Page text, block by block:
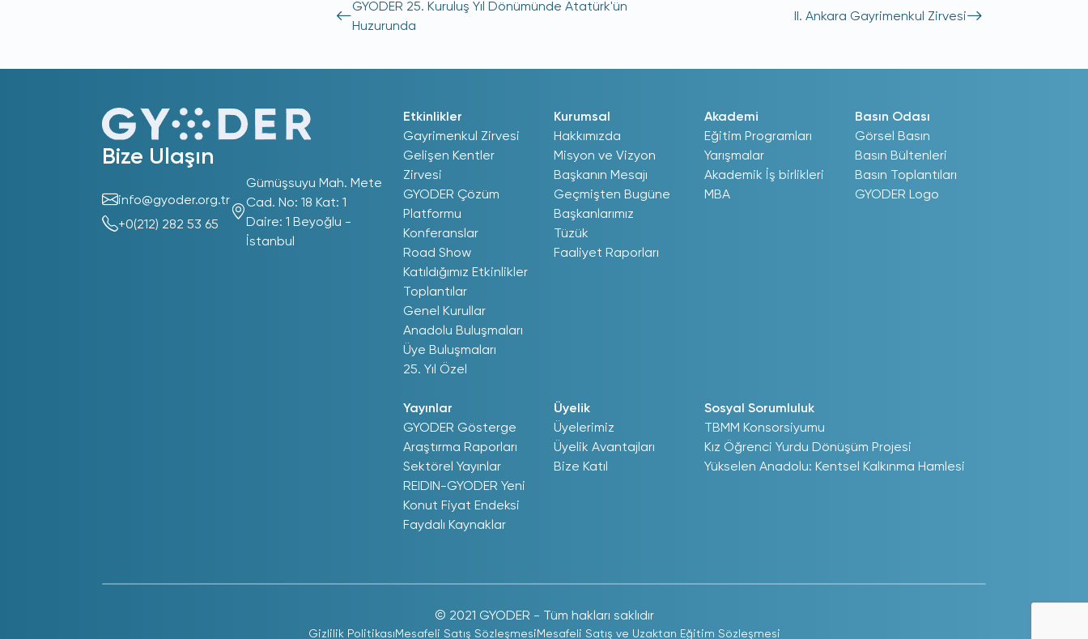
GYODER 25. Kuruluş Yıl Dönümünde Atatürk'ün
Huzurunda
II. Ankara Gayrimenkul Zirvesi
Bize Ulaşın
info@gyoder.org.tr
+0(212) 282 53 65
Gümüşsuyu Mah. Mete
Cad. No: 18 Kat: 1
Daire: 1 Beyoğlu -
İstanbul
Etkinlikler
Gayrimenkul Zirvesi
Gelişen Kentler
Zirvesi
GYODER Çözüm
Platformu
Konferanslar
Road Show
Katıldığımız Etkinlikler
Toplantılar
Genel Kurullar
Anadolu Buluşmaları
Üye Buluşmaları
25. Yıl Özel
Kurumsal
Hakkımızda
Misyon ve Vizyon
Başkanın Mesajı
Geçmişten Bugüne
Başkanlarımız
Tüzük
Faaliyet Raporları
Akademi
Eğitim Programları
Yarışmalar
Akademik İş birlikleri
MBA
Basın Odası
Görsel Basın
Basın Bültenleri
Basın Toplantıları
GYODER Logo
Yayınlar
GYODER Gösterge
Araştırma Raporları
Sektörel Yayınlar
REIDIN-GYODER Yeni
Konut Fiyat Endeksi
Faydalı Kaynaklar
Üyelik
Üyelerimiz
Üyelik Avantajları
Bize Katıl
Sosyal Sorumluluk
TBMM Konsorsiyumu
Kız Öğrenci Yurdu Dönüşüm Projesi
Yükselen Anadolu: Kentsel Kalkınma Hamlesi
© 2021 GYODER - Tüm hakları saklıdır
Gizlilik Politikası Mesafeli Satış Sözleşmesi Mesafeli Satış ve Uzaktan Eğitim Sözleşmesi